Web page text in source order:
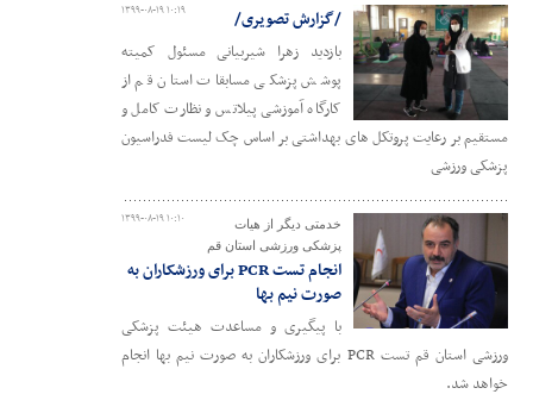
۱۳۹۹-۰۸-۱۹ ۱۰:۱۹ /گزارش تصویری/
بازدید زهرا شیربیانی مسئول کمیته
پوشش پزشکی مسابقات استان قم از
کارگاه آموزشی پیلاتس و نظارت کامل و
مستقیم بر رعایت پروتکل های بهداشتی بر اساس چک لیست فدراسیون
پزشکی ورزشی
۱۳۹۹-۰۸-۱۹ ۱۰:۱۰
خدمتی دیگر از هیات
پزشکی ورزشی استان قم
انجام تست PCR برای ورزشکاران به
صورت نیم بها
با پیگیری و مساعدت هیئت پزشکی
ورزشی استان قم تست PCR برای ورزشکاران به صورت نیم بها انجام
خواهد شد.